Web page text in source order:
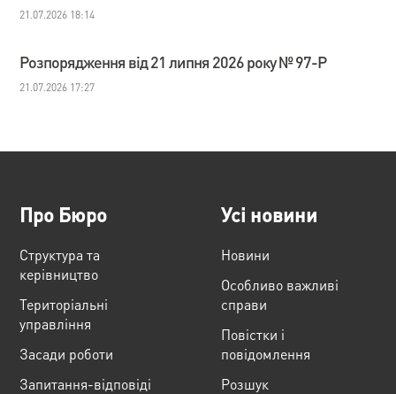
21.07.2026 18:14
Розпорядження від 21 липня 2026 року № 97-Р
21.07.2026 17:27
Про Бюро
Структура та
керівництво
Територіальні
управління
Засади роботи
Запитання-відповіді
Усі новини
Новини
Особливо важливі
справи
Повістки і
повідомлення
Розшук